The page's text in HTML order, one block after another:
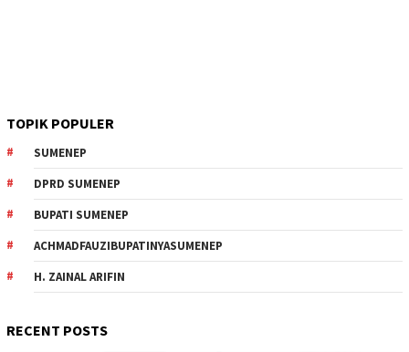
TOPIK POPULER
SUMENEP
DPRD SUMENEP
BUPATI SUMENEP
ACHMADFAUZIBUPATINYASUMENEP
H. ZAINAL ARIFIN
RECENT POSTS